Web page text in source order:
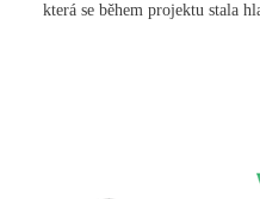
která se během projektu stala